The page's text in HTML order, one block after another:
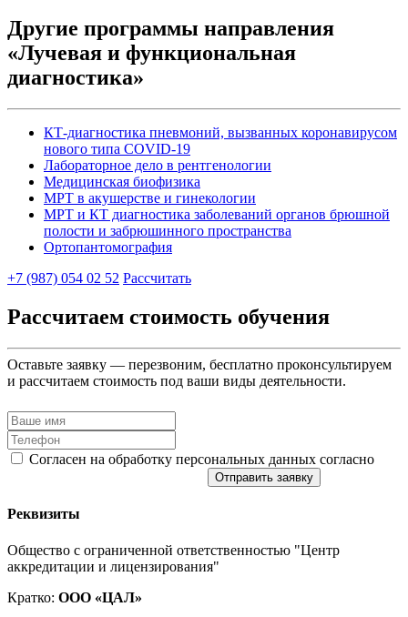
Другие программы направления
«Лучевая и функциональная
диагностика»
КТ-диагностика пневмоний, вызванных коронавирусом
нового типа COVID-19
Лабораторное дело в рентгенологии
Медицинская биофизика
МРТ в акушерстве и гинекологии
МРТ и КТ диагностика заболеваний органов брюшной
полости и забрюшинного пространства
Ортопантомография
+7 (987) 054 02 52 Рассчитать
Рассчитаем стоимость обучения
Оставьте заявку — перезвоним, бесплатно проконсультируем
и рассчитаем стоимость под ваши виды деятельности.
Согласен на обработку персональных данных согласно
Отправить заявку
Реквизиты
Общество с ограниченной ответственностью "Центр
аккредитации и лицензирования"
Кратко: ООО «ЦАЛ»